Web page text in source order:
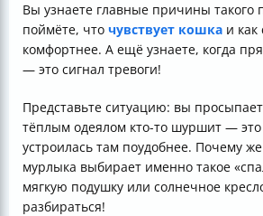
Вы узнаете главные причины такого
поймёте, что чувствует кошка и как
комфортнее. А ещё узнаете, когда
— это сигнал тревоги!
Представьте ситуацию: вы
тёплым одеялом кто-то шуршит —
устроилась там поудобнее. Почему
мурлыка выбирает именно такое
мягкую подушку или солнечное
разбираться!